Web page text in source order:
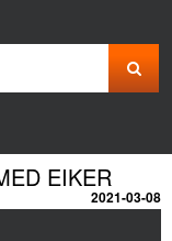
EIKER
2021-03-08